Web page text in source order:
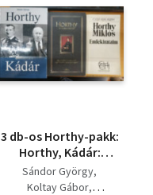
3 db-os Horthy-pakk:
Horthy, Kádár:
Hasonlóságok és
különbségek + Horthy
Sándor György
Koltay Gábor